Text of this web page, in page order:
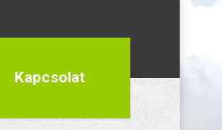
Kapcsolat